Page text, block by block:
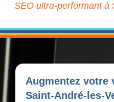
SEO ultra-performant à
Augmentez votre
Saint-André-les-